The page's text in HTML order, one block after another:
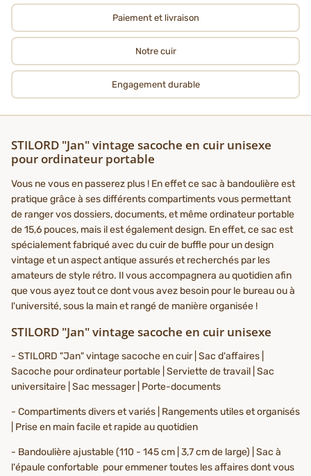
Paiement et livraison
Notre cuir
Engagement durable
STILORD "Jan" vintage sacoche en cuir unisexe
pour ordinateur portable
Vous ne vous en passerez plus ! En effet ce sac à bandoulière est
pratique grâce à ses différents compartiments vous permettant
de ranger vos dossiers, documents, et même ordinateur portable
de 15,6 pouces, mais il est également design. En effet, ce sac est
spécialement fabriqué avec du cuir de buffle pour un design
vintage et un aspect antique assurés et recherchés par les
amateurs de style rétro. Il vous accompagnera au quotidien afin
que vous ayez tout ce dont vous avez besoin pour le bureau ou à
l'université, sous la main et rangé de manière organisée !
STILORD "Jan" vintage sacoche en cuir unisexe
- STILORD "Jan" vintage sacoche en cuir | Sac d'affaires |
Sacoche pour ordinateur portable | Serviette de travail | Sac
universitaire | Sac messager | Porte-documents
- Compartiments divers et variés | Rangements utiles et organisés
| Prise en main facile et rapide au quotidien
- Bandoulière ajustable (110 - 145 cm | 3,7 cm de large) | Sac à
l'épaule confortable pour emmener toutes les affaires dont vous